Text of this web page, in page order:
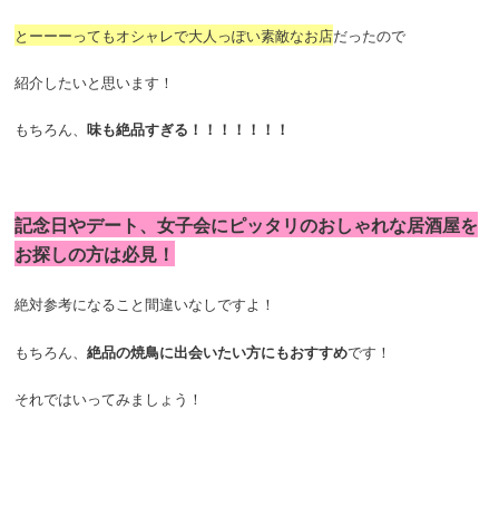
とーーーってもオシャレで大人っぽい素敵なお店だったので
紹介したいと思います！
もちろん、味も絶品すぎる！！！！！！！
記念日やデート、女子会にピッタリのおしゃれな居酒屋を
お探しの方は必見！
絶対参考になること間違いなしですよ！
もちろん、絶品の焼鳥に出会いたい方にもおすすめです！
それではいってみましょう！